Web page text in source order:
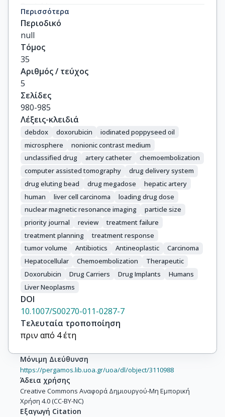
Real, M.I.
Vogl, T.J.
Watkinson, A.
Geschwind, J.-F.H.
Περισσότερα
Περιοδικό
null
Τόμος
35
Αριθμός / τεύχος
5
Σελίδες
980-985
Λέξεις-κλειδιά
debdox doxorubicin
iodinated poppyseed oil
microsphere
nonionic contrast medium
unclassified drug
artery catheter
chemoembolization
computer assisted tomography
drug delivery system
drug eluting bead
drug megadose
hepatic artery
human
liver cell carcinoma
loading drug dose
nuclear magnetic resonance imaging
particle size
priority journal
review
treatment failure
treatment planning
treatment response
tumor volume
Antibiotics Antineoplastic
Carcinoma
Hepatocellular
Chemoembolization
Therapeutic
Doxorubicin
Drug Carriers Drug Implants
Humans
Liver Neoplasms
DOI
10.1007/S00270-011-0287-7
Τελευταία τροποποίηση
πριν από 4 έτη
Μόνιμη Διεύθυνση
https://pergamos.lib.uoa.gr/uoa/dl/object/3110988
Άδεια χρήσης
Creative Commons Αναφορά Δημιουργού-Μη Εμπορική
Χρήση 4.0 (CC-BY-NC)
Εξαγωγή Citation